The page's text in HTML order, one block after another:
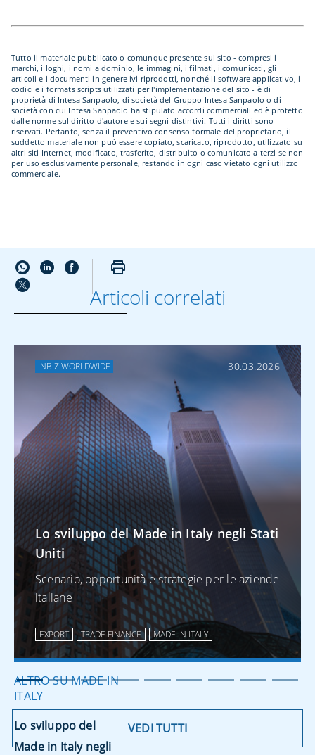
Tutto il materiale pubblicato o comunque presente sul sito - compresi i
marchi, i loghi, i nomi a dominio, le immagini, i filmati, i comunicati, gli
articoli e i documenti in genere ivi riprodotti, nonché il software applicativo, i
codici e i formats scripts utilizzati per l'implementazione del sito - è di
proprietà di Intesa Sanpaolo, di società del Gruppo Intesa Sanpaolo o di
società con cui Intesa Sanpaolo ha stipulato accordi commerciali ed è protetto
dalle norme sul diritto d'autore e sui segni distintivi. Tutti i diritti sono
riservati. Pertanto, senza il preventivo consenso formale del proprietario, il
suddetto materiale non può essere copiato, scaricato, riprodotto, utilizzato su
altri siti Internet, modificato, trasferito, distribuito o comunicato a terzi se non
per uso esclusivamente personale, restando in ogni caso vietato ogni utilizzo
commerciale.
ALTRO SU EXPORT
Made in Italy negli
Stati Uniti
ALTRO SU TRADE
FINANCE
Digitalizzazione del
trade finance: una
leva strategica per
l’export
ALTRO SU MADE IN
ITALY
Lo sviluppo del
Made in Italy negli
Articoli correlati
INBIZ WORLDWIDE 30.03.2026
Lo sviluppo del Made in Italy negli Stati
Uniti
Scenario, opportunità e strategie per le aziende
italiane
EXPORT TRADE FINANCE MADE IN ITALY
VEDI TUTTI